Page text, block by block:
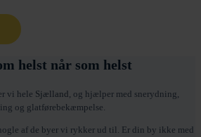
helst når som helst
vi hele Sjælland, og hjælper med snerydning,
og glatførebekæmpelse.
af de byer vi rykker ud til. Er din by ikke med